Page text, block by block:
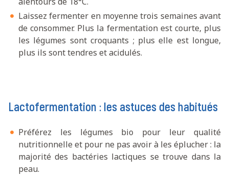
Laissez fermenter en moyenne trois semaines avant
de consommer. Plus la fermentation est courte, plus
les légumes sont croquants ; plus elle est longue,
plus ils sont tendres et acidulés.
Lactofermentation : les astuces des habitués
Préférez les légumes bio pour leur qualité
nutritionnelle et pour ne pas avoir à les éplucher : la
majorité des bactéries lactiques se trouve dans la
peau.